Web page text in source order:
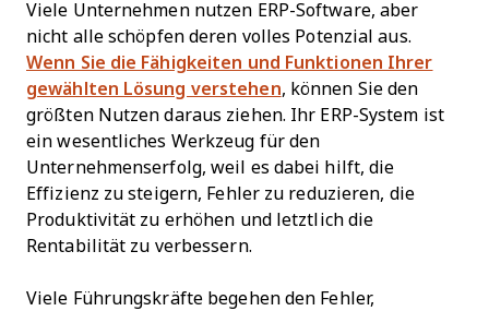
Viele Unternehmen nutzen ERP-Software, aber
nicht alle schöpfen deren volles Potenzial aus.
Wenn Sie die Fähigkeiten und Funktionen Ihrer
gewählten Lösung verstehen, können Sie den
größten Nutzen daraus ziehen. Ihr ERP-System ist
ein wesentliches Werkzeug für den
Unternehmenserfolg, weil es dabei hilft, die
Effizienz zu steigern, Fehler zu reduzieren, die
Produktivität zu erhöhen und letztlich die
Rentabilität zu verbessern.
Viele Führungskräfte begehen den Fehler,